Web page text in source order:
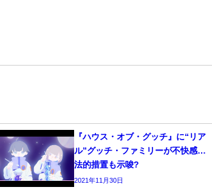
『ハウス・オブ・グッチ』に“リア
ル”グッチ・ファミリーが不快感…
法的措置も示唆?
2021年11月30日